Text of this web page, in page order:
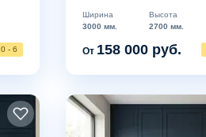
- 6
Ширина
3000 мм.
Высота
2700 мм.
От 158 000 руб.